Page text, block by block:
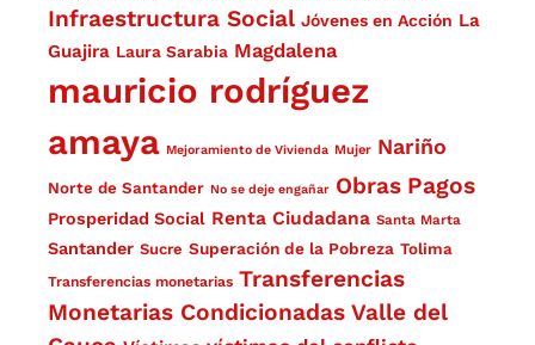
Infraestructura Social Jóvenes en Acción La
Guajira Laura Sarabia Magdalena
mauricio rodríguez
amaya Mejoramiento de Vivienda Mujer Nariño
Norte de Santander No se deje engañar Obras Pagos
Prosperidad Social Renta Ciudadana Santa Marta
Santander Sucre Superación de la Pobreza Tolima
Transferencias monetarias Transferencias
Monetarias Condicionadas Valle del